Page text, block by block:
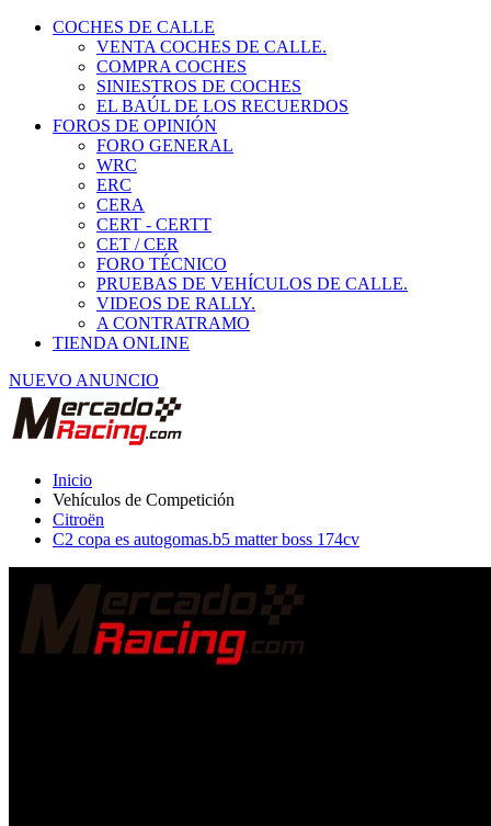
COCHES DE CALLE
VENTA COCHES DE CALLE.
COMPRA COCHES
SINIESTROS DE COCHES
EL BAÚL DE LOS RECUERDOS
FOROS DE OPINIÓN
FORO GENERAL
WRC
ERC
CERA
CERT - CERTT
CET / CER
FORO TÉCNICO
PRUEBAS DE VEHÍCULOS DE CALLE.
VIDEOS DE RALLY.
A CONTRATRAMO
TIENDA ONLINE
NUEVO ANUNCIO
Inicio
Vehículos de Competición
Citroën
C2 copa es autogomas.b5 matter boss 174cv